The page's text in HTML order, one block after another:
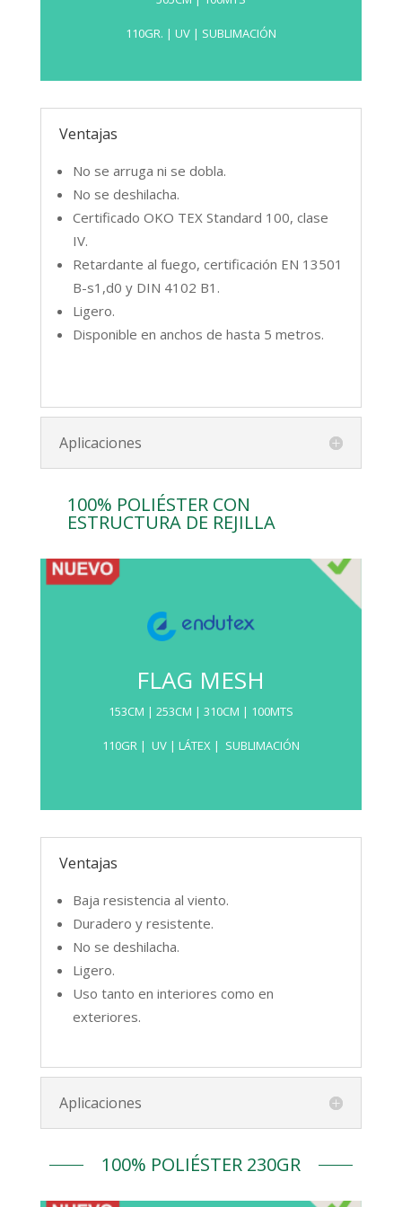
110GR. | UV | SUBLIMACIÓN
para aplicaciones en exteriores. No se
arruga ni se dobla. Disponible en anchos de
hasta 5 metros y compatible con tintas UV
y Sublimación.
FICHA TÉCNICA
Ventajas
No se arruga ni se dobla.
No se deshilacha.
Certificado OKO TEX Standard 100, clase
IV.
Retardante al fuego, certificación EN 13501
B-s1,d0 y DIN 4102 B1.
Ligero.
Disponible en anchos de hasta 5 metros.
Aplicaciones
100% POLIÉSTER CON
ESTRUCTURA DE REJILLA
FLAG MESH
153CM | 253CM | 310CM | 100MTS
110GR | UV | LÁTEX | SUBLIMACIÓN
estructura de rejilla. Gracias a su
entramado, resulta ideal para cubrir áreas
de construcción, ya que no impide el paso
de luz. Para impresiones UV y sublimación.
Ventajas
Baja resistencia al viento.
Duradero y resistente.
No se deshilacha.
Ligero.
Uso tanto en interiores como en
exteriores.
Aplicaciones
100% POLIÉSTER 230GR